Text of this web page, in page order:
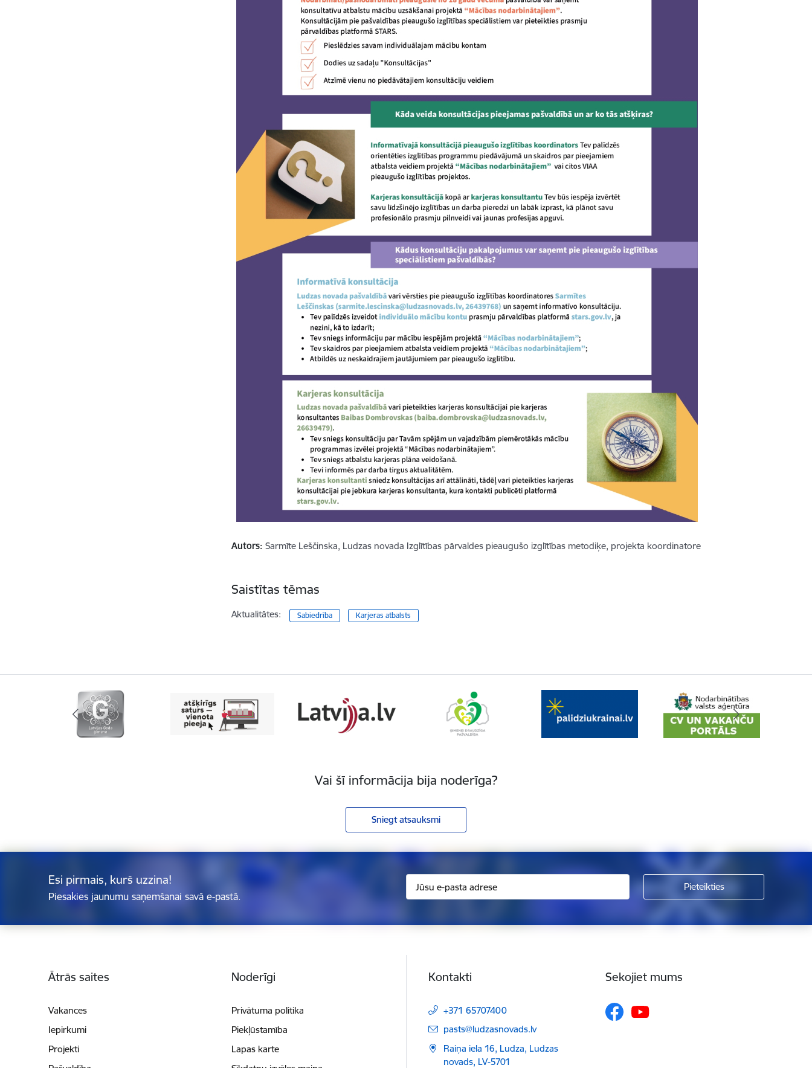
Autors: Sarmīte Leščinska, Ludzas novada Izglītības pārvaldes pieaugušo izglītības metodiķe, projekta koordinatore
Saistītas tēmas
Aktualitātes: Sabiedrība Karjeras atbalsts
Vai šī informācija bija noderīga?
Sniegt atsauksmi
Esi pirmais, kurš uzzina!
Piesakies jaunumu saņemšanai savā e-pastā.
Ātrās saites
Vakances
Iepirkumi
Projekti
Noderīgi
Privātuma politika
Piekļūstamība
Lapas karte
Kontakti
+371 65707400
E-pasts:
pasts@ludzasnovads.lv
Raiņa iela 16, Ludza, Ludzas
novads, LV-5701
Sekojiet mums